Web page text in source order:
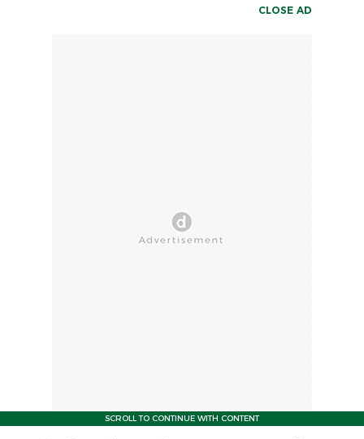
CLOSE AD
SCROLL TO CONTINUE WITH CONTENT